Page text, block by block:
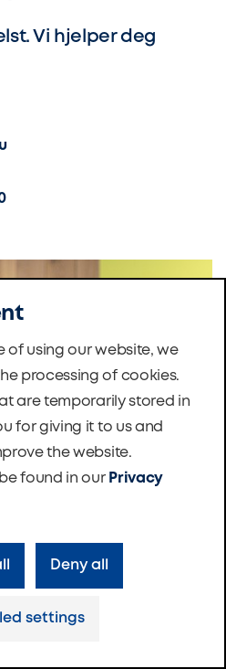
Vi hjelper deg
of using our website, we
processing of cookies.
are temporarily stored in
for giving it to us and
the website.
found in our Privacy
Deny all
settings